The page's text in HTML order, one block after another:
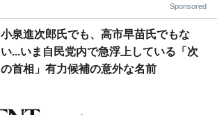
Sponsored
小泉進次郎氏でも、高市早苗氏でもな
い...いま自民党内で急浮上している「次
の首相」有力候補の意外な名前